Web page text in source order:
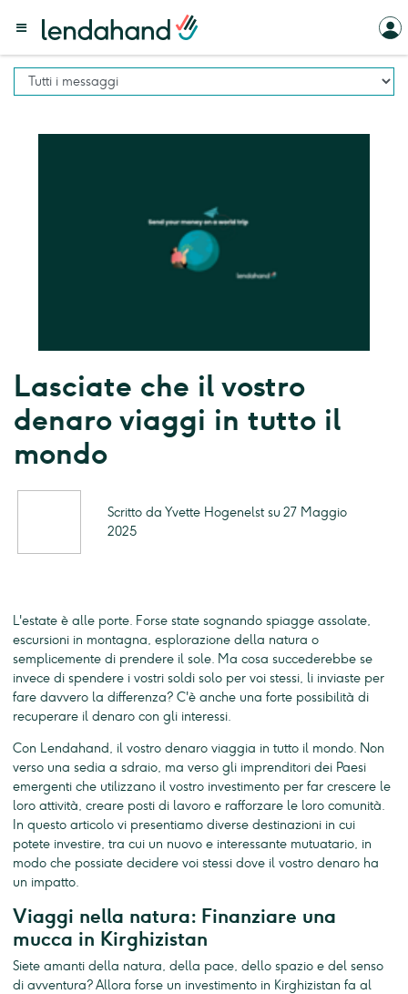
Lasciate che il vostro
denaro viaggi in tutto il
mondo
Scritto da Yvette Hogenelst su 27 Maggio
2025
L'estate è alle porte. Forse state sognando spiagge assolate,
escursioni in montagna, esplorazione della natura o
semplicemente di prendere il sole. Ma cosa succederebbe se
invece di spendere i vostri soldi solo per voi stessi, li inviaste per
fare davvero la differenza? C'è anche una forte possibilità di
recuperare il denaro con gli interessi.
Con Lendahand, il vostro denaro viaggia in tutto il mondo. Non
verso una sedia a sdraio, ma verso gli imprenditori dei Paesi
emergenti che utilizzano il vostro investimento per far crescere le
loro attività, creare posti di lavoro e rafforzare le loro comunità.
In questo articolo vi presentiamo diverse destinazioni in cui
potete investire, tra cui un nuovo e interessante mutuatario, in
modo che possiate decidere voi stessi dove il vostro denaro ha
un impatto.
Viaggi nella natura: Finanziare una
mucca in Kirghizistan
Siete amanti della natura, della pace, dello spazio e del senso
di avventura? Allora forse un investimento in Kirghizistan fa al